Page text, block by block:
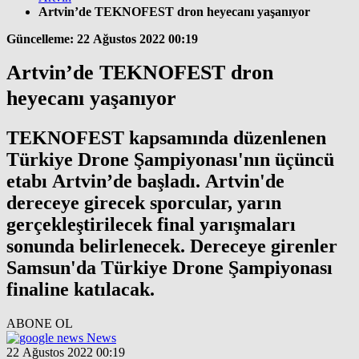
Artvin’de TEKNOFEST dron heyecanı yaşanıyor
Güncelleme: 22 Ağustos 2022 00:19
Artvin’de TEKNOFEST dron
heyecanı yaşanıyor
TEKNOFEST kapsamında düzenlenen
Türkiye Drone Şampiyonası'nın üçüncü
etabı Artvin’de başladı. Artvin'de
dereceye girecek sporcular, yarın
gerçekleştirilecek final yarışmaları
sonunda belirlenecek. Dereceye girenler
Samsun'da Türkiye Drone Şampiyonası
finaline katılacak.
ABONE OL
News
22 Ağustos 2022 00:19